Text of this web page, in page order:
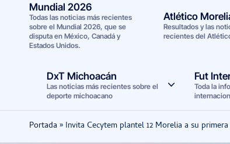
Mundial 2026
Todas las noticias más recientes
sobre el Mundial 2026, que se
disputa en México, Canadá y
Estados Unidos.
Atlético
Resultados y las
recientes del
DxT Michoacán
Las noticias más recientes sobre el
deporte michoacano
Fut
Toda la
Portada » Invita Cecytem plantel 12 Morelia a su